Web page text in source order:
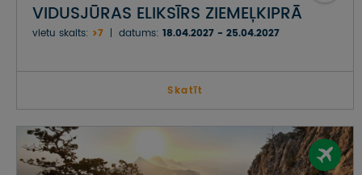
VIDUSJŪRAS ELIKSĪRS ZIEMEĻKIPRĀ
vietu skaits: >7 datums: 18.04.2027 - 25.04.2027
Skatīt